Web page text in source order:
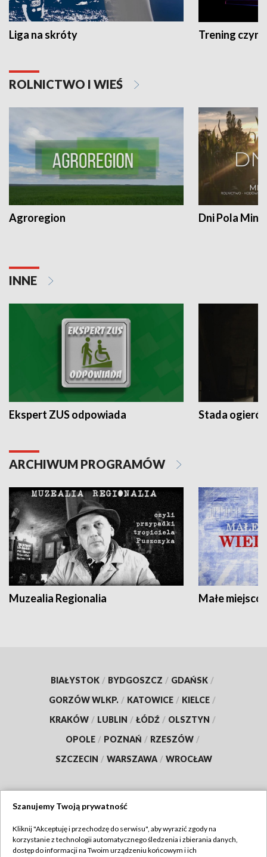
Liga na skróty Trening czyni
ROLNICTWO I WIEŚ
Agroregion Dni Pola
INNE
Ekspert ZUS odpowiada Stada
ARCHIWUM PROGRAMÓW
Muzealia Regionalia Małe
BIAŁYSTOK / BYDGOSZCZ / GDAŃSK /
GORZÓW WLKP. / KATOWICE / KIELCE /
KRAKÓW / LUBLIN / ŁÓDŹ / OLSZTYN /
OPOLE / POZNAŃ / RZESZÓW /
SZCZECIN / WARSZAWA / WROCŁAW
TVP
Szanujemy Twoją prywatność
Kliknij "Akceptuję i przechodzę do serwisu", aby wyrazić zgody na
korzystanie z technologii automatycznego śledzenia i zbierania danych,
dostęp do informacji na Twoim urządzeniu końcowym i ich